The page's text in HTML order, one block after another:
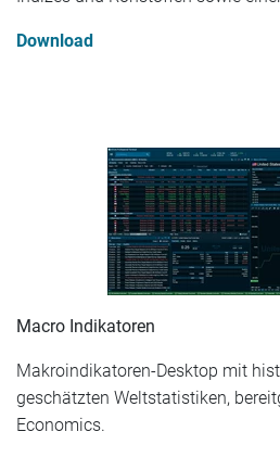
Download
Macro Indikatoren
Makroindikatoren-Desktop mit
geschätzten Weltstatistiken,
Economics.